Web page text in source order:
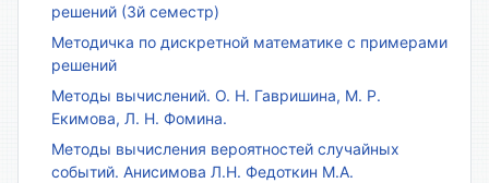
решений (3й семестр)
Методичка по дискретной математике с примерами
решений
Методы вычислений. О. Н. Гавришина, М. Р.
Екимова, Л. Н. Фомина.
Методы вычисления вероятностей случайных
событий. Анисимова Л.Н. Федоткин М.А.